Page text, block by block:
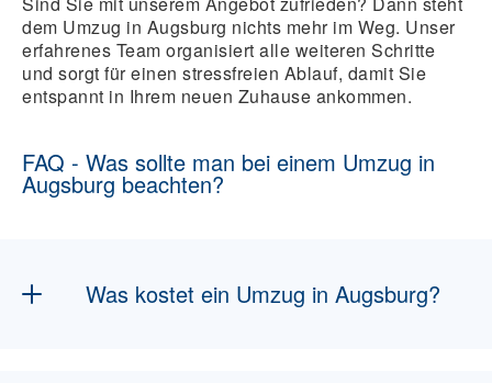
dem Umzug in Augsburg nichts mehr im Weg. Unser
erfahrenes Team organisiert alle weiteren Schritte
und sorgt für einen stressfreien Ablauf, damit Sie
entspannt in Ihrem neuen Zuhause ankommen.
FAQ - Was sollte man bei einem Umzug in
Augsburg beachten?
Was kostet ein Umzug in Augsburg?